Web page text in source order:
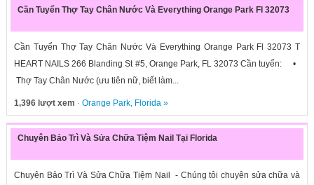
Cần Tuyển Thợ Tay Chân Nước Và Everything Orange Park Fl 32073
Cần Tuyển Thợ Tay Chân Nước Và Everything Orange Park Fl 32073 T
HEART NAILS 266 Blanding St #5, Orange Park, FL 32073 Cần tuyển: •
Thợ Tay Chân Nước (ưu tiên nữ, biết làm...
1,396 lượt xem · Orange Park, Florida»
Chuyên Bảo Trì Và Sửa Chữa Tiệm Nail Tại Florida
Chuyên Bảo Trì Và Sửa Chữa Tiệm Nail - Chúng tôi chuyên sửa chữa và